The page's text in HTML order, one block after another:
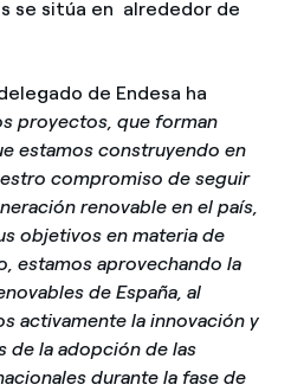
se sitúa en alrededor de
de Endesa ha
proyectos, que forman
estamos construyendo en
compromiso de seguir
renovable en el país,
objetivos en materia de
estamos aprovechando la
de España, al
activamente la innovación y
de la adopción de las
durante la fase de